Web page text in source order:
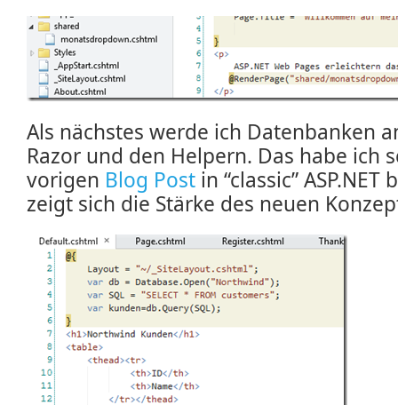
Als nächstes werde ich Datenbanken
Razor und den Helpern. Das habe ich
vorigen Blog Post in “classic”
zeigt sich die Stärke des neuen